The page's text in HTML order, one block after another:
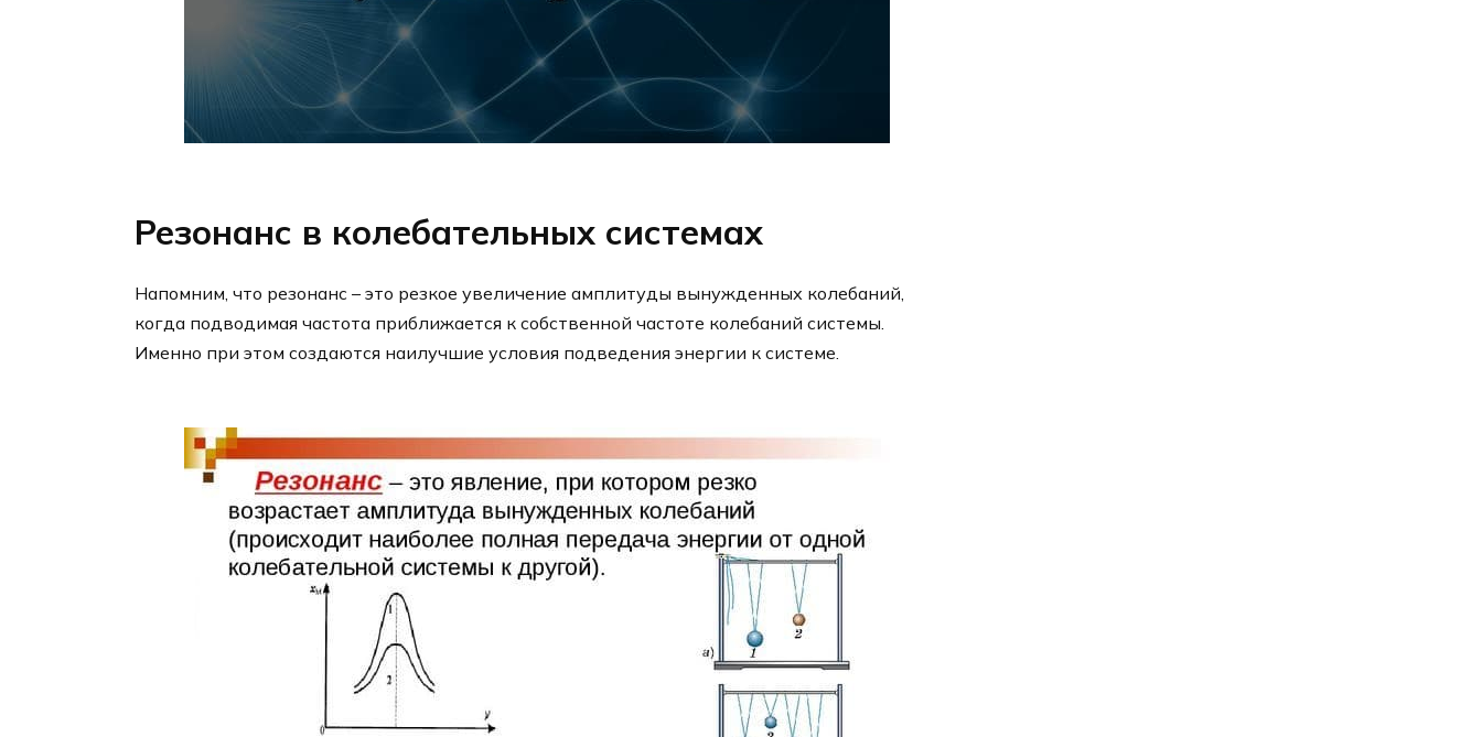
Резонанс в колебательных системах
Напомним, что резонанс – это резкое увеличение амплитуды вынужденных колебаний,
когда подводимая частота приближается к собственной частоте колебаний системы.
Именно при этом создаются наилучшие условия подведения энергии к системе.